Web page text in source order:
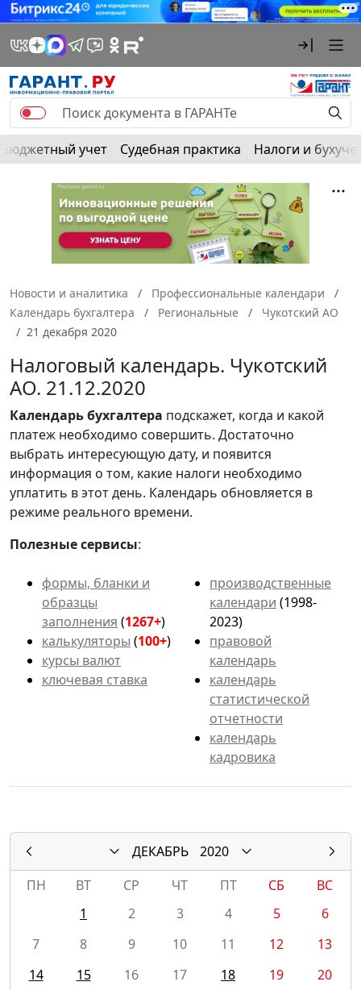
Бюджетный учет Судебная практика Налоги и
Новости и аналитика
Профессиональные календари
Календарь бухгалтера
Региональные
Чукотский АО
21 декабря 2020
Налоговый календарь. Чукотский
АО. 21.12.2020
Календарьбухгалтера подскажет, когда и какой
платеж необходимо совершить. Достаточно
выбрать интересующую дату, и появится
информация о том, какие налоги необходимо
уплатить в этот день. Календарь обновляется в
режиме реального времени.
Полезные сервисы:
формы, бланки и
образцы
заполнения (1267+)
калькуляторы (100+)
курсы валют
ключевая ставка
производственные
календари (1998-
2023)
правовой
календарь
календарь
статистической
отчетности
календарь
кадровика
ДЕКАБРЬ
2020
ПН
ВТ СР ЧТ ПТ СБ
ВС
1
2 3 4 5
6
7
8 9 10 11 12
13
14
15 16 17 18 19
20